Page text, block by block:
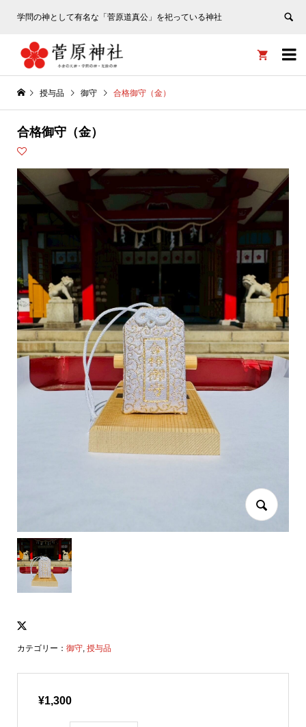
学問の神として有名な「菅原道真公」を祀っている神社


授与品 御守 合格御守（金）
合格御守（金）
カテゴリー： 御守, 授与品
¥1,300